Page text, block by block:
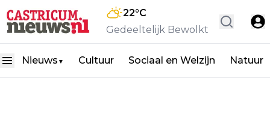
22°C
Gedeeltelijk Bewolkt
Nieuws ▼ Cultuur Sociaal en Welzijn Natuur